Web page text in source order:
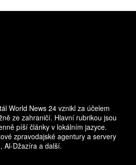
World News 24 vznikl za účelem
ze zahraničí. Hlavní rubrikou jsou
píší články v lokálním jazyce.
zpravodajské agentury a servery
Al-Džazíra a další.